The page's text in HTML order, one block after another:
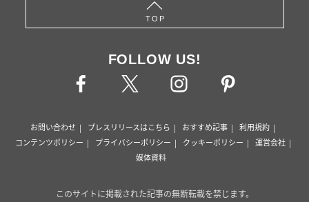
TOP
FOLLOW US!
お問い合わせ プレスリリースはこちら おすすめ記事
利用規約
コンテンツポリシー
プライバシーポリシー クッキーポリシー
運営会社
媒体資料
このサイトに掲載された記事の無断転載を禁じます。